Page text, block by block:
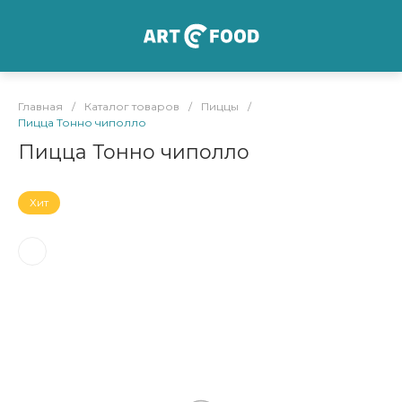
Главная / Каталог товаров / Пиццы
/
Пицца Тонно чиполло
Пицца Тонно чиполло
Хит